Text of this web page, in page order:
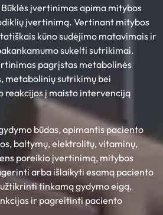
įvertinimas apima mitybos
įvertinimą. Vertinant mitybos
kūno sudėjimo matavimais ir
sukelti sutrikimai.
pagrįstas metabolinės
metabolinių sutrikimų bei
reakcijos į maisto intervenciją
būdas, apimantis paciento
baltymų, elektrolitų, vitaminų,
poreikio įvertinimą, mitybos
arba išlaikyti esamą paciento
tinkamą gydymo eigą,
ir pagreitinti paciento